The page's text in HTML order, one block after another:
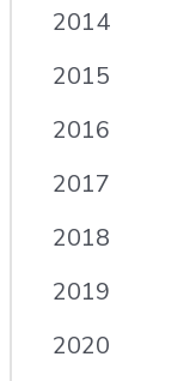
2014
2015
2016
2017
2018
2019
2020